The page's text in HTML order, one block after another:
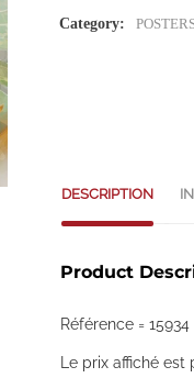
Category:
DESCRIPTION
Product
Référence = 15934
Le prix affiché est